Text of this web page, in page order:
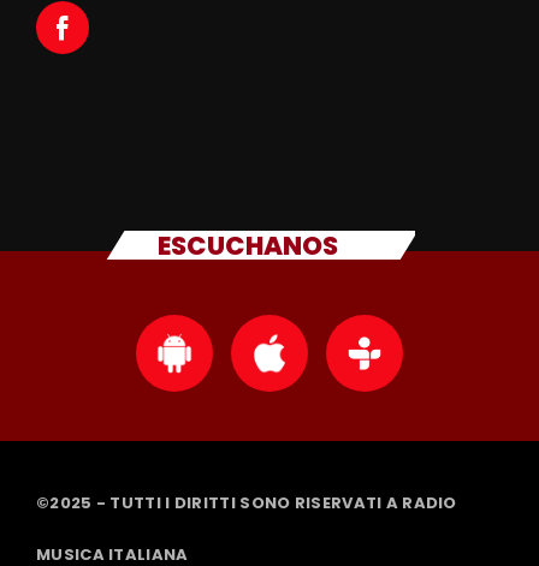
ESCUCHANOS
©2025 - TUTTI I DIRITTI SONO RISERVATI A RADIO
MUSICA ITALIANA